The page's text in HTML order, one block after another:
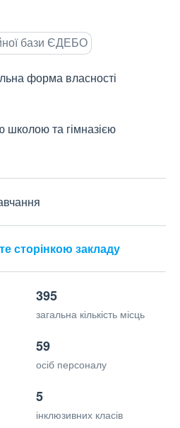
бази ЄДЕБО
форма власності
школою та гімназією
сторінкою закладу
395
загальна кількість місць
59
осіб персоналу
5
інклюзивних класів